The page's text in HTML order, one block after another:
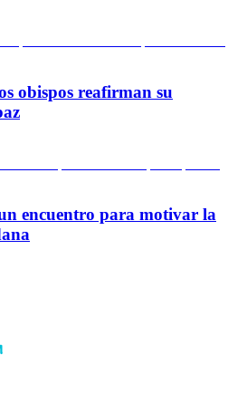
obispos reafirman su
encuentro para motivar la